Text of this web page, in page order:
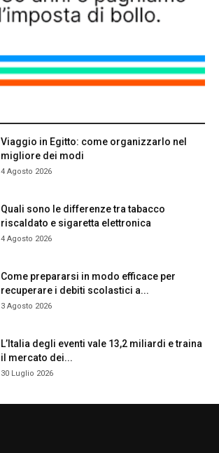
Viaggio in Egitto: come organizzarlo nel
migliore dei modi
4 Agosto 2026
Quali sono le differenze tra tabacco
riscaldato e sigaretta elettronica
4 Agosto 2026
Come prepararsi in modo efficace per
recuperare i debiti scolastici a...
3 Agosto 2026
L’Italia degli eventi vale 13,2 miliardi e traina
il mercato dei...
30 Luglio 2026